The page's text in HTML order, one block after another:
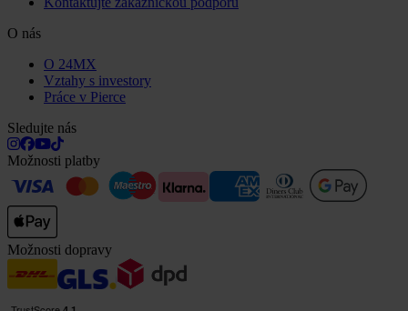
O nás
O 24MX
Vztahy s investory
Práce v Pierce
Sledujte nás
Možnosti platby
Možnosti dopravy